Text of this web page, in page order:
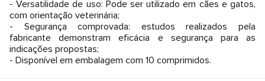
- Versatilidade de uso: Pode ser utilizado em cães e gatos,
com orientação veterinária;
- Segurança comprovada: estudos realizados pela
fabricante demonstram eficácia e segurança para as
indicações propostas;
- Disponível em embalagem com 10 comprimidos.